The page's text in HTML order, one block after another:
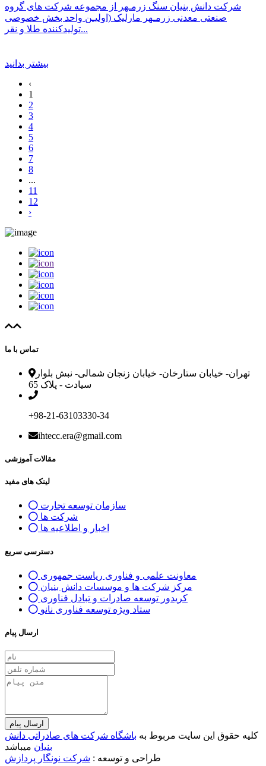
شرکت دانش بنیان سنگ زرمـهر از مجموعه شرکت های گروه
صنعتی معدنی زرمـهر مارليک (اوليـن واحد بخش خصوصی
توليدکننده طلا و نقر...
بیشتر بدانید
‹
1
2
3
4
5
6
7
8
...
11
12
›
تماس با ما
تهران- خیابان ستارخان- خیابان زنجان شمالی- نبش بلوار
سیادت - پلاک 65
‎+98-21-63103330-34
ihtecc.era@gmail.com
مقالات آموزشی
لینک های مفید
سازمان توسعه تجارت
شرکت ها
اخبار و اطلاعیه ها
دسترسی سریع
معاونت علمی و فناوری ریاست جمهوری
مرکز شرکت ها و موسسات دانش بنیان
کریدور توسعه صادرات و تبادل فناوری
ستاد ویژه توسعه فناوری نانو
ارسال پیام
ارسال پیام
کلیه حقوق این سایت مربوط به باشگاه شرکت های صادراتی دانش
بنیان میباشد
طراحی و توسعه : شرکت نونگار پردازش